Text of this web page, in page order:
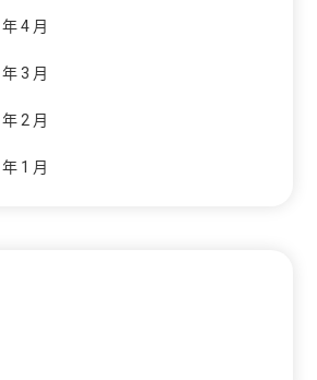
撤離，萬斯、魯比奧均在場，槍手
4 月
3 月
2 月
1 月